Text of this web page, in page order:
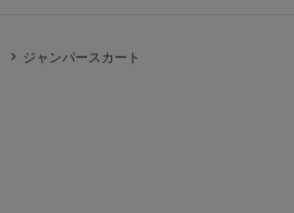
ジャンパースカート